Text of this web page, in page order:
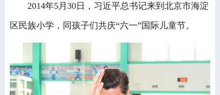
2014年5月30日，习近平总书记来到北京市海淀
区民族小学，同孩子们共庆“六一”国际儿童节。